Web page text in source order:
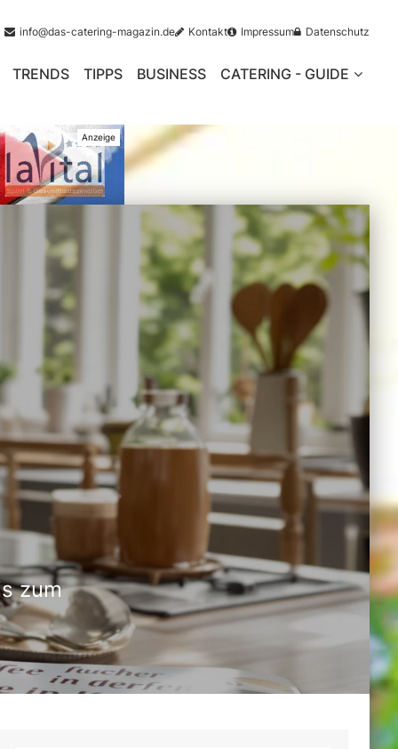
info@das-catering-magazin.de Kontakt Impressum Datenschutz
TRENDS TIPPS BUSINESS CATERING - GUIDE
zum